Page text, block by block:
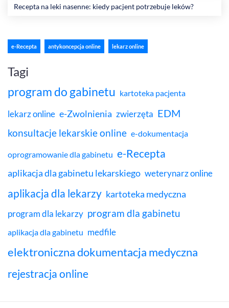
Recepta na leki nasenne: kiedy pacjent potrzebuje leków?
e-Recepta antykoncepcja online lekarz online
Tagi
program do gabinetu kartoteka pacjenta
lekarz online e-Zwolnienia zwierzęta EDM
konsultacje lekarskie online e-dokumentacja
oprogramowanie dla gabinetu e-Recepta
aplikacja dla gabinetu lekarskiego weterynarz online
aplikacja dla lekarzy kartoteka medyczna
program dla lekarzy program dla gabinetu
aplikacja dla gabinetu medfile
elektroniczna dokumentacja medyczna
rejestracja online